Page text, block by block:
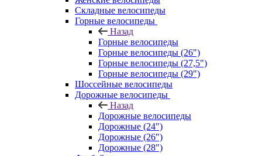
Складные велосипеды
Горные велосипеды
Назад
Горные велосипеды
Горные велосипеды (26")
Горные велосипеды (27,5")
Горные велосипеды (29")
Шоссейные велосипеды
Дорожные велосипеды
Назад
Дорожные велосипеды
Дорожные (24")
Дорожные (26")
Дорожные (28")